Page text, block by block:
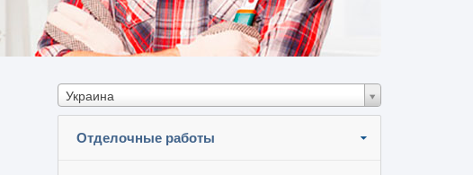
Украина
Отделочные работы